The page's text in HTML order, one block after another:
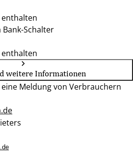
Schalter
weitere Informationen
Meldung von Verbrauchern